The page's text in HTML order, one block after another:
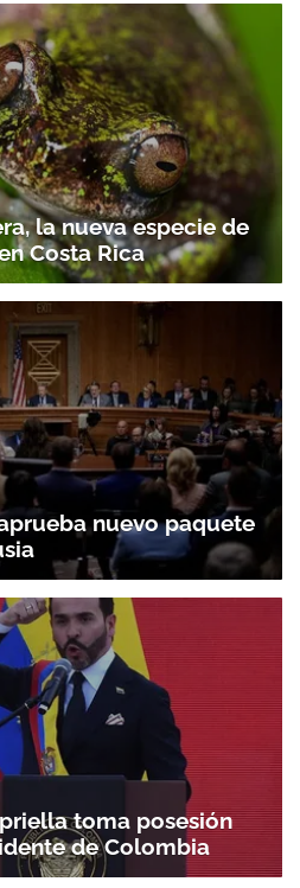
la nueva especie de
Costa Rica
nuevo paquete
toma posesión
de Colombia